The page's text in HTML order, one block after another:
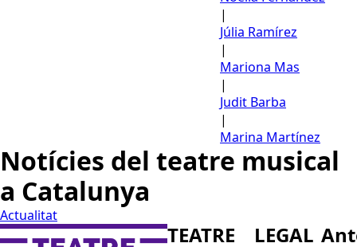
|
Júlia Ramírez
|
Mariona Mas
|
Judit Barba
|
Marina Martínez
Notícies del teatre musical
a Catalunya
Actualitat
TEATRE
LEGAL